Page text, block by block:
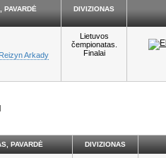
PAVARDĖ DIVIZIONAS
Reizyn Arkady
Lietuvos
čempionatas.
Finalai
PAVARDĖ DIVIZIONAS